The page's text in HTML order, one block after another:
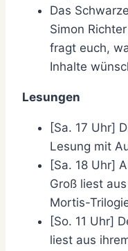
Das
Simon
fragt euch,
Inhalte
Lesungen
[Sa. 17 Uhr]
Lesung mit
[Sa. 18 Uhr]
Groß liest
Mortis-
[So. 11 Uhr]
liest aus